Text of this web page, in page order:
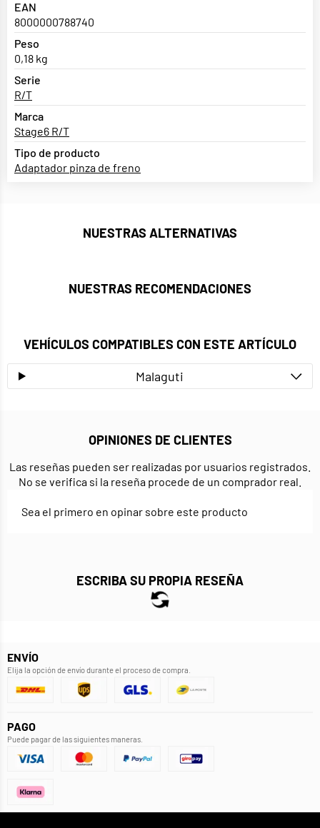
EAN
8000000788740
Peso
0,18 kg
Serie
R/T
Marca
Stage6 R/T
Tipo de producto
Adaptador pinza de freno
NUESTRAS ALTERNATIVAS
NUESTRAS RECOMENDACIONES
VEHÍCULOS COMPATIBLES CON ESTE ARTÍCULO
Malaguti
OPINIONES DE CLIENTES
Las reseñas pueden ser realizadas por usuarios registrados.
No se verifica si la reseña procede de un comprador real.
Sea el primero en opinar sobre este producto
ESCRIBA SU PROPIA RESEÑA
ENVÍO
Elija la opción de envío durante el proceso de compra.
PAGO
Puede pagar de las siguientes maneras.